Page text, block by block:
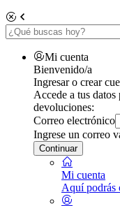
Mi cuenta
Bienvenido/a
Ingresar o crear
Accede a tus
devoluciones:
Correo electrónico
Ingrese un correo
Continuar
Mi cuenta
Aquí podrás